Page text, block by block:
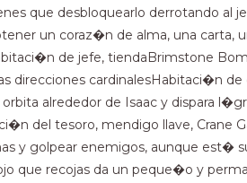
que desbloquearlo derrotando al
un coraz�n de alma, una
de jefe, tiendaBrimstone
direcciones cardinalesHabitaci�n
alrededor de Isaac y dispara
del tesoro, mendigo llave, Crane
y golpear enemigos, aunque est�
que recojas da un peque�o y